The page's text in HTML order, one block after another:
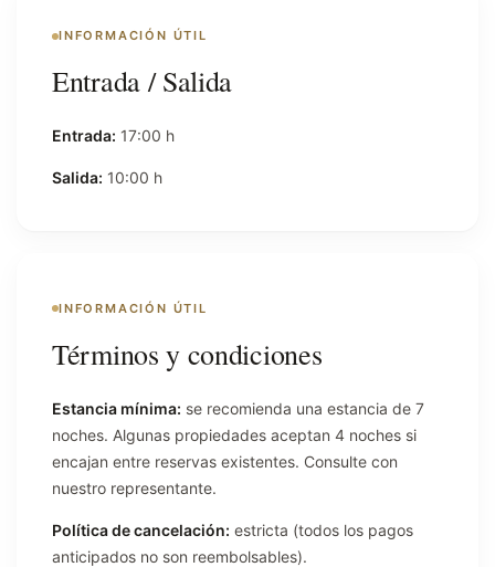
INFORMACIÓN ÚTIL
Entrada / Salida
Entrada: 17:00 h
Salida: 10:00 h
INFORMACIÓN ÚTIL
Términos y condiciones
Estancia mínima: se recomienda una estancia de 7
noches. Algunas propiedades aceptan 4 noches si
encajan entre reservas existentes. Consulte con
nuestro representante.
Política de cancelación: estricta (todos los pagos
anticipados no son reembolsables).